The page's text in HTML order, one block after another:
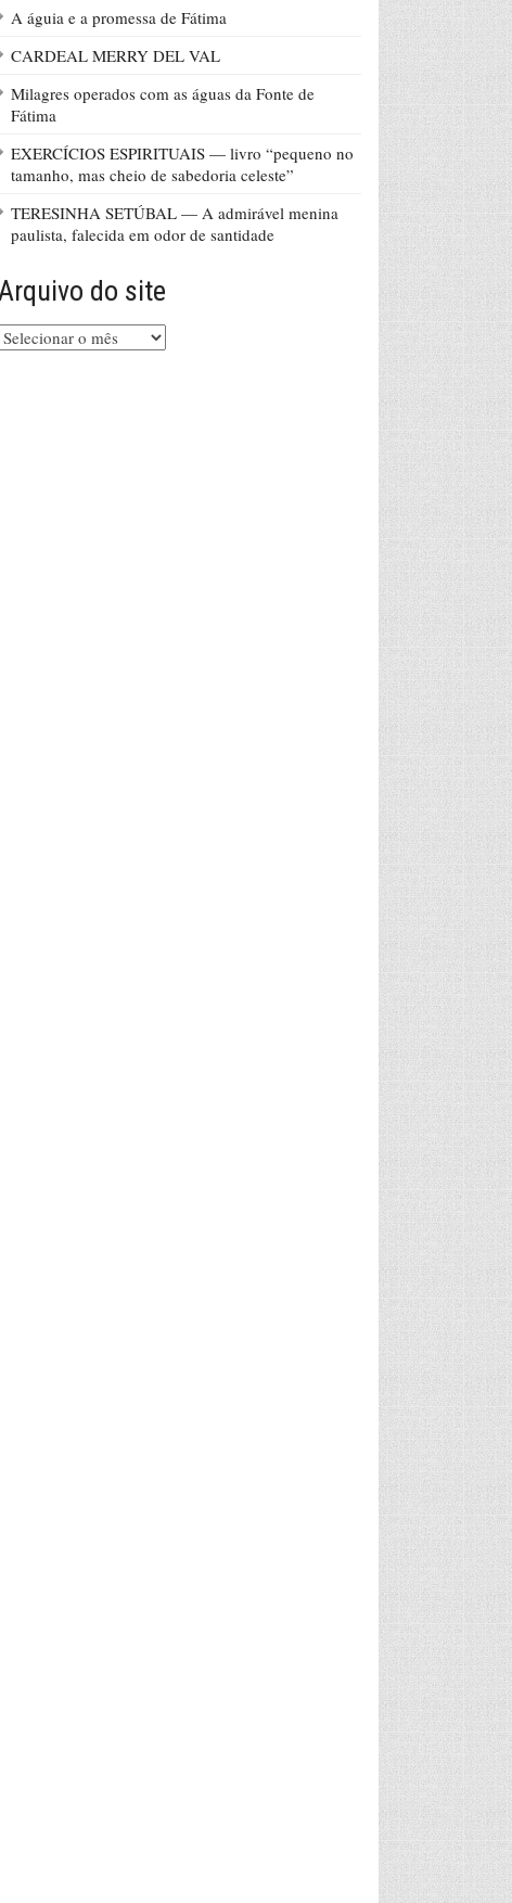
A águia e a promessa de Fátima
CARDEAL MERRY DEL VAL
Milagres operados com as águas da Fonte de
Fátima
EXERCÍCIOS ESPIRITUAIS — livro “pequeno no
tamanho, mas cheio de sabedoria celeste”
TERESINHA SETÚBAL — A admirável menina
paulista, falecida em odor de santidade
do site
Arquivo